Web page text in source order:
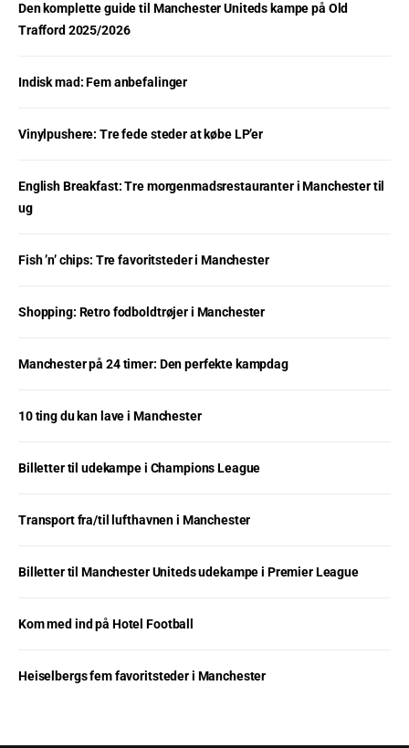
Den komplette guide til Manchester Uniteds kampe på Old
Trafford 2025/2026
Indisk mad: Fem anbefalinger
Vinylpushere: Tre fede steder at købe LP’er
English Breakfast: Tre morgenmadsrestauranter i Manchester til
ug
Fish ’n’ chips: Tre favoritsteder i Manchester
Shopping: Retro fodboldtrøjer i Manchester
Manchester på 24 timer: Den perfekte kampdag
10 ting du kan lave i Manchester
Billetter til udekampe i Champions League
Transport fra/til lufthavnen i Manchester
Billetter til Manchester Uniteds udekampe i Premier League
Kom med ind på Hotel Football
Heiselbergs fem favoritsteder i Manchester